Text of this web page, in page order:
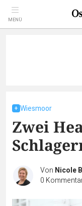
MENÜ
Wiesmoor
Zwei
Von Nicole
0